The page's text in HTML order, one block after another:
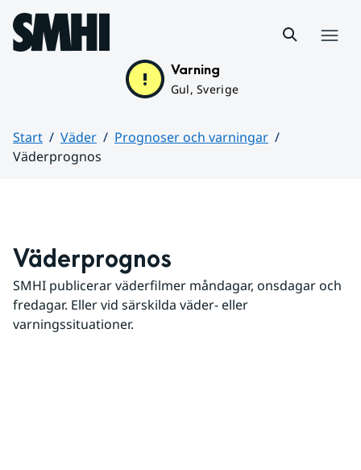
Hoppa till sidans innehåll
Varning
Gul, Sverige
Start Väder
Prognoser och varningar
Väderprognos
Väderprognos
SMHI publicerar väderfilmer måndagar, onsdagar och
fredagar. Eller vid särskilda väder- eller
varningssituationer.